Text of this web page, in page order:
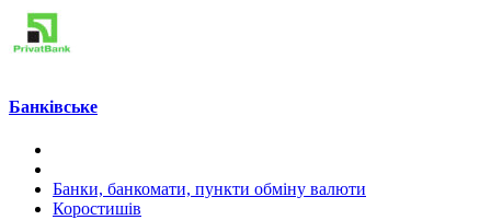
Банківське
Банки, банкомати, пункти обміну валюти
Коростишів